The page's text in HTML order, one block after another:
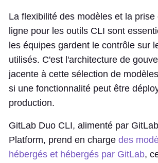
La flexibilité des modèles et la
ligne pour les outils CLI sont
les équipes gardent le contrôle sur
utilisés. C'est l'architecture de
jacente à cette sélection de
si une fonctionnalité peut être
production.
GitLab Duo CLI, alimenté par
Platform, prend en charge des
hébergés et hébergés par GitLab,